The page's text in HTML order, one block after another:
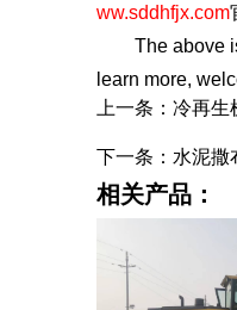
ww.sddhfjx.com
The above is
learn more,
上一条：冷再
下一条：水泥撒
相关产品：